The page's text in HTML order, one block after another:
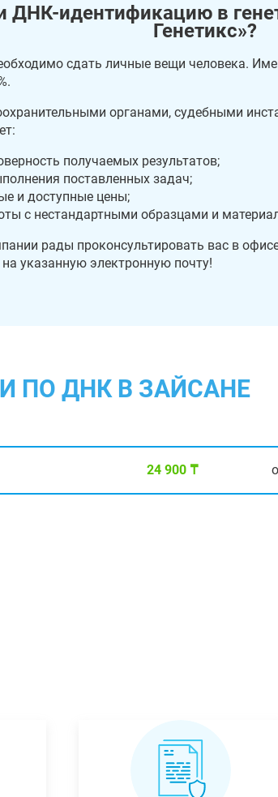
ДНК-идентификацию в
Генетикс»?
сдать личные вещи человека.
органами, судебными
получаемых результатов;
поставленных задач;
и доступные цены;
с нестандартными образцами и
рады проконсультировать вас в
указанную электронную почту!
ПО ДНК В ЗАЙСАНЕ
24 900 ₸